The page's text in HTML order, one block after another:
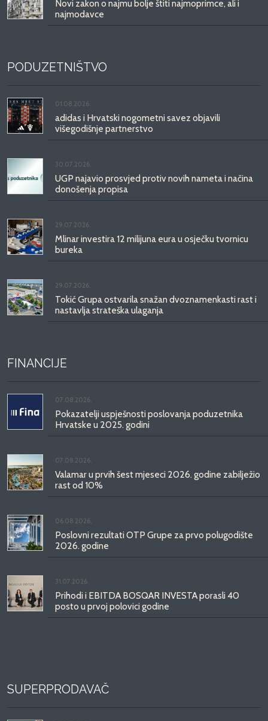
Novi zakon o najmu bolje štiti najmoprimce, ali i
najmodavce
PODUZETNIŠTVO
01.08.2026.
adidas i Hrvatski nogometni savez objavili
višegodišnje partnerstvo
30.07.2026.
UGP najavio prosvjed protiv novih nameta i načina
donošenja propisa
29.07.2026.
Mlinar investira 12 milijuna eura u osječku tvornicu
bureka
29.07.2026.
Tokić Grupa ostvarila snažan dvoznamenkasti rast i
nastavlja strateška ulaganja
FINANCIJE
07.08.2026.
Pokazatelji uspješnosti poslovanja poduzetnika
Hrvatske u 2025. godini
07.08.2026.
Valamar u prvih šest mjeseci 2026. godine zabilježio
rast od 10%
06.08.2026.
Poslovni rezultati OTP Grupe za prvo polugodište
2026. godine
31.07.2026.
Prihodi i EBITDA BOSQAR INVESTA porasli 40
posto u prvoj polovici godine
SUPERPRODAVAČ